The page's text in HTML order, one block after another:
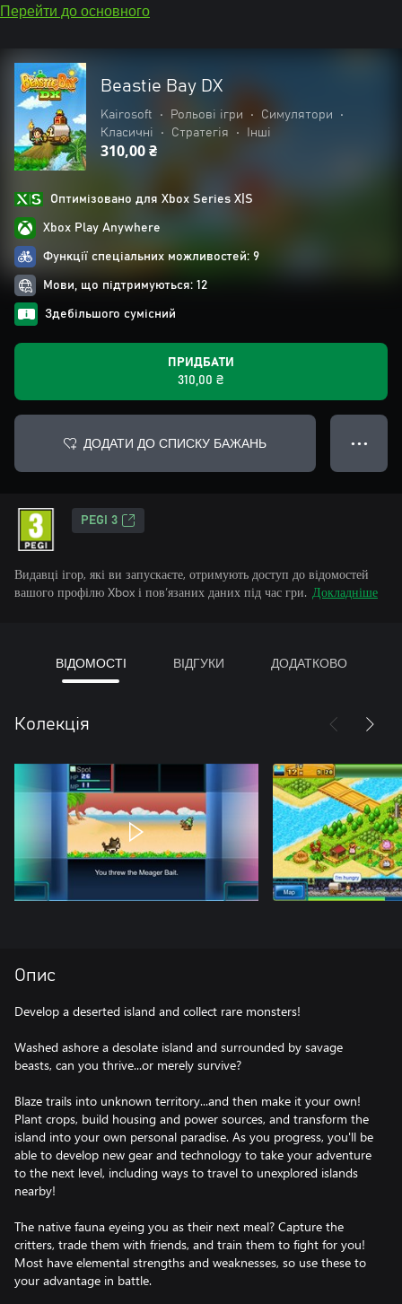
Перейти до основного
Beastie Bay DX
Kairosoft • Рольові ігри • Симулятори
•
Класичні
• Стратегія • Інші
310,00 ₴
Оптимізовано для Xbox Series X|S
Xbox Play Anywhere
Функції спеціальних можливостей: 9
Мови, що підтримуються: 12
Здебільшого сумісний
ПРИДБАТИ
310,00 ₴
ДОДАТИ ДО СПИСКУ БАЖАНЬ ● ● ●
PEGI 3
Видавці ігор, які ви запускаєте, отримують доступ до відомостей
вашого профілю Xbox і пов’язаних даних під час гри. Докладніше
ВІДОМОСТІ ВІДГУКИ ДОДАТКОВО
Колекція
Опис
Develop a deserted island and collect rare monsters!
Washed ashore a desolate island and surrounded by savage
beasts, can you thrive...or merely survive?
Blaze trails into unknown territory...and then make it your own!
Plant crops, build housing and power sources, and transform the
island into your own personal paradise. As you progress, you'll be
able to develop new gear and technology to take your adventure
to the next level, including ways to travel to unexplored islands
nearby!
The native fauna eyeing you as their next meal? Capture the
critters, trade them with friends, and train them to fight for you!
Most have elemental strengths and weaknesses, so use these to
your advantage in battle.